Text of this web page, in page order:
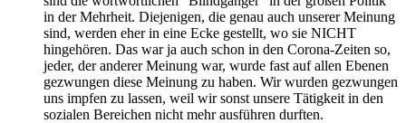
in der Mehrheit. Diejenigen, die genau auch unserer Meinung
sind, werden eher in eine Ecke gestellt, wo sie NICHT
hingehören. Das war ja auch schon in den Corona-Zeiten so,
jeder, der anderer Meinung war, wurde fast auf allen Ebenen
gezwungen diese Meinung zu haben. Wir wurden gezwungen
uns impfen zu lassen, weil wir sonst unsere Tätigkeit in den
sozialen Bereichen nicht mehr ausführen durften.